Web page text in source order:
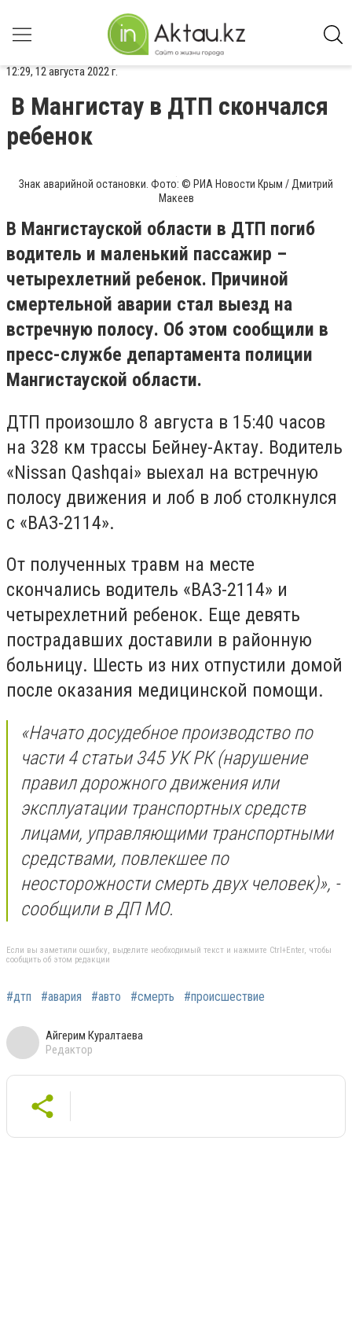
12:29, 12 августа 2022 г.
В Мангистау в ДТП скончался
ребенок
Знак аварийной остановки. Фото: © РИА Новости Крым / Дмитрий
Макеев
В Мангистауской области в ДТП погиб
водитель и маленький пассажир –
четырехлетний ребенок. Причиной
смертельной аварии стал выезд на
встречную полосу. Об этом сообщили в
пресс-службе департамента полиции
Мангистауской области.
ДТП произошло 8 августа в 15:40 часов
на 328 км трассы Бейнеу-Актау. Водитель
«Nissan Qashqai» выехал на встречную
полосу движения и лоб в лоб столкнулся
с «ВАЗ-2114».
От полученных травм на месте
скончались водитель «ВАЗ-2114» и
четырехлетний ребенок. Еще девять
пострадавших доставили в районную
больницу. Шесть из них отпустили домой
после оказания медицинской помощи.
«Начато досудебное производство по
части 4 статьи 345 УК РК (нарушение
правил дорожного движения или
эксплуатации транспортных средств
лицами, управляющими транспортными
средствами, повлекшее по
неосторожности смерть двух человек)», -
сообщили в ДП МО.
Если вы заметили ошибку, выделите необходимый текст и нажмите Ctrl+Enter, чтобы
сообщить об этом редакции
#дтп #авария #авто #смерть #происшествие
Айгерим Куралтаева
Редактор